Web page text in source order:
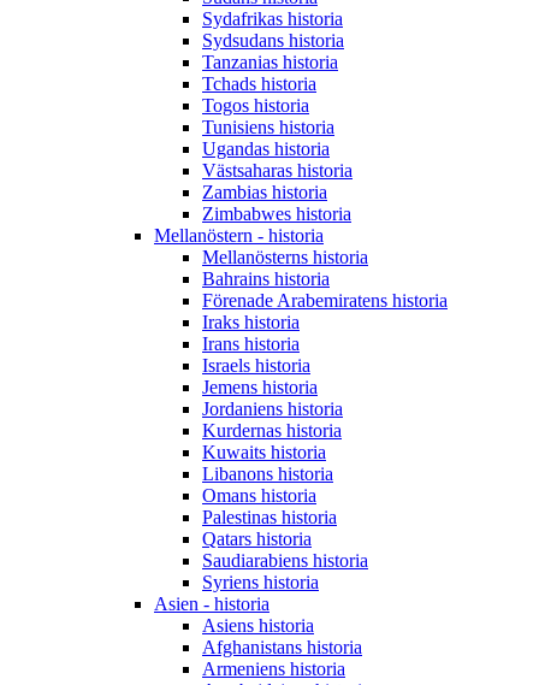
Sydafrikas historia
Sydsudans historia
Tanzanias historia
Tchads historia
Togos historia
Tunisiens historia
Ugandas historia
Västsaharas historia
Zambias historia
Zimbabwes historia
Mellanöstern - historia
Mellanösterns historia
Bahrains historia
Förenade Arabemiratens historia
Iraks historia
Irans historia
Israels historia
Jemens historia
Jordaniens historia
Kurdernas historia
Kuwaits historia
Libanons historia
Omans historia
Palestinas historia
Qatars historia
Saudiarabiens historia
Syriens historia
Asien - historia
Asiens historia
Afghanistans historia
Armeniens historia